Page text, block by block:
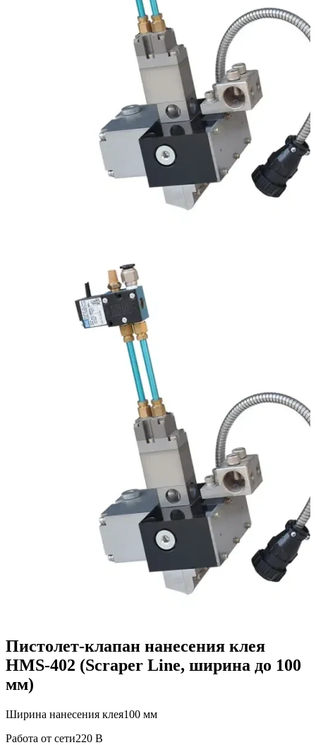
Пистолет-клапан нанесения клея
HMS-402 (Scraper Line, ширина до 100
мм)
Ширина нанесения клея100 мм
Работа от сети220 В